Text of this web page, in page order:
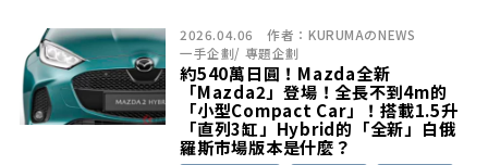
2026.04.06 作者： KURUMAのNEWS
一手企劃/ 專題企劃
約540萬日圓！Mazda全新
「Mazda2」登場！全長不到4m的
「小型Compact Car」！搭載1.5升
「直列3缸」Hybrid的「全新」白俄
羅斯市場版本是什麼？